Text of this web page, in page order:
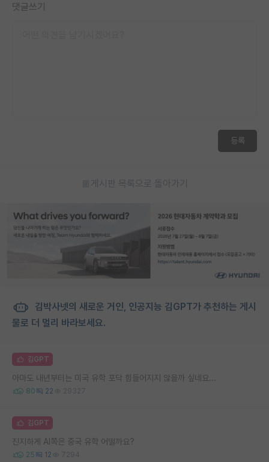
댓글쓰기
등록
게시판 목록으로 돌아가기
김박사넷의 새로운 거인, 인공지능 김GPT가 추천하는 게시
물로 더 멀리 바라보세요.
김GPT
아마도 내년부터는 미국 유학 포닥 힘들어지지 않을까 싶네요...
80 22 29327
김GPT
진지하게 AI쪽은 중국 유학 어떨까요?
25 12 7294